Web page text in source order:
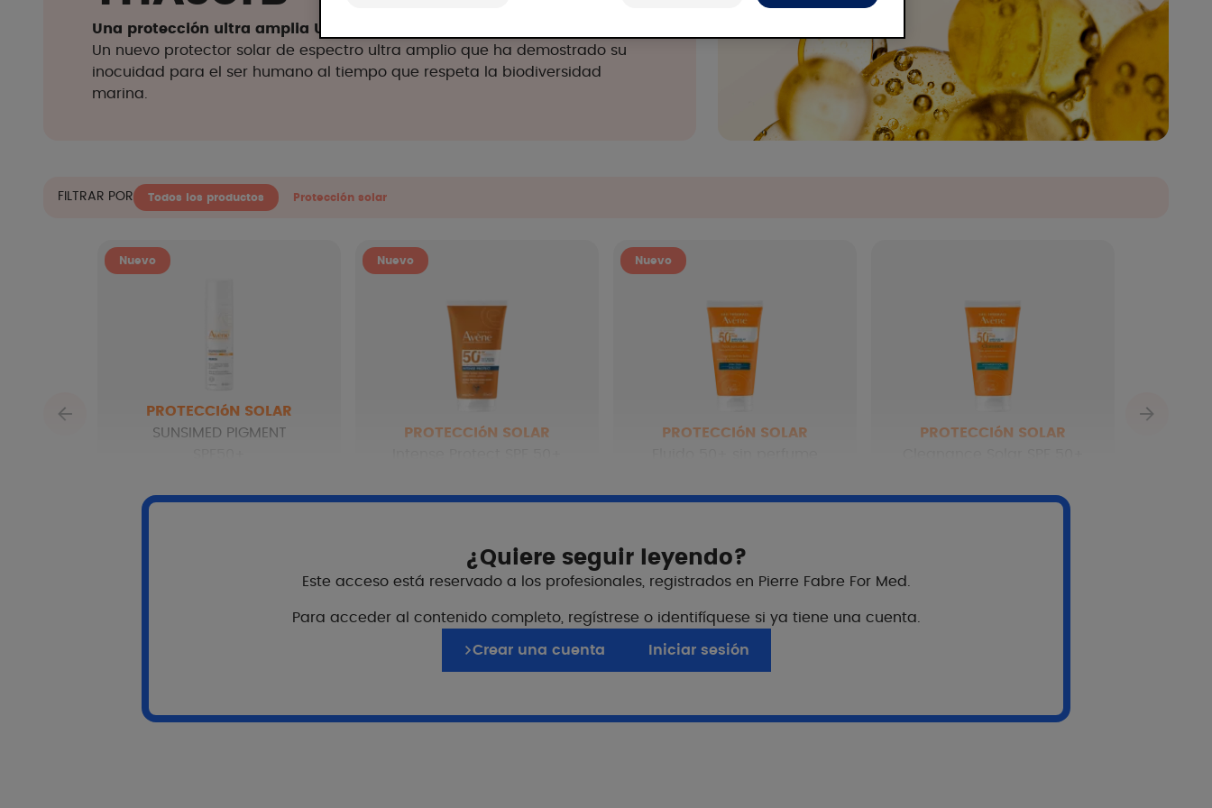
Una protección ultra amplia UVB + UVA + luz azul de alta energía.
Un nuevo protector solar de espectro ultra amplio que ha demostrado su
inocuidad para el ser humano al tiempo que respeta la biodiversidad
marina.
FILTRAR POR Todos los productos Protección solar
Nuevo
PROTECCIóN SOLAR
SUNSIMED PIGMENT
Ver más
Nuevo
PROTECCIóN SOLAR
Ver más
Nuevo
PROTECCIóN SOLAR
Ver más
PROTECCIóN SOLAR
Ver más
Beneficios
¿Quiere seguir leyendo?
Este acceso está reservado a los profesionales, registrados en Pierre Fabre For Med.
Para acceder al contenido completo, regístrese o identifíquese si ya tiene una cuenta.
Crear una cuenta Iniciar sesión